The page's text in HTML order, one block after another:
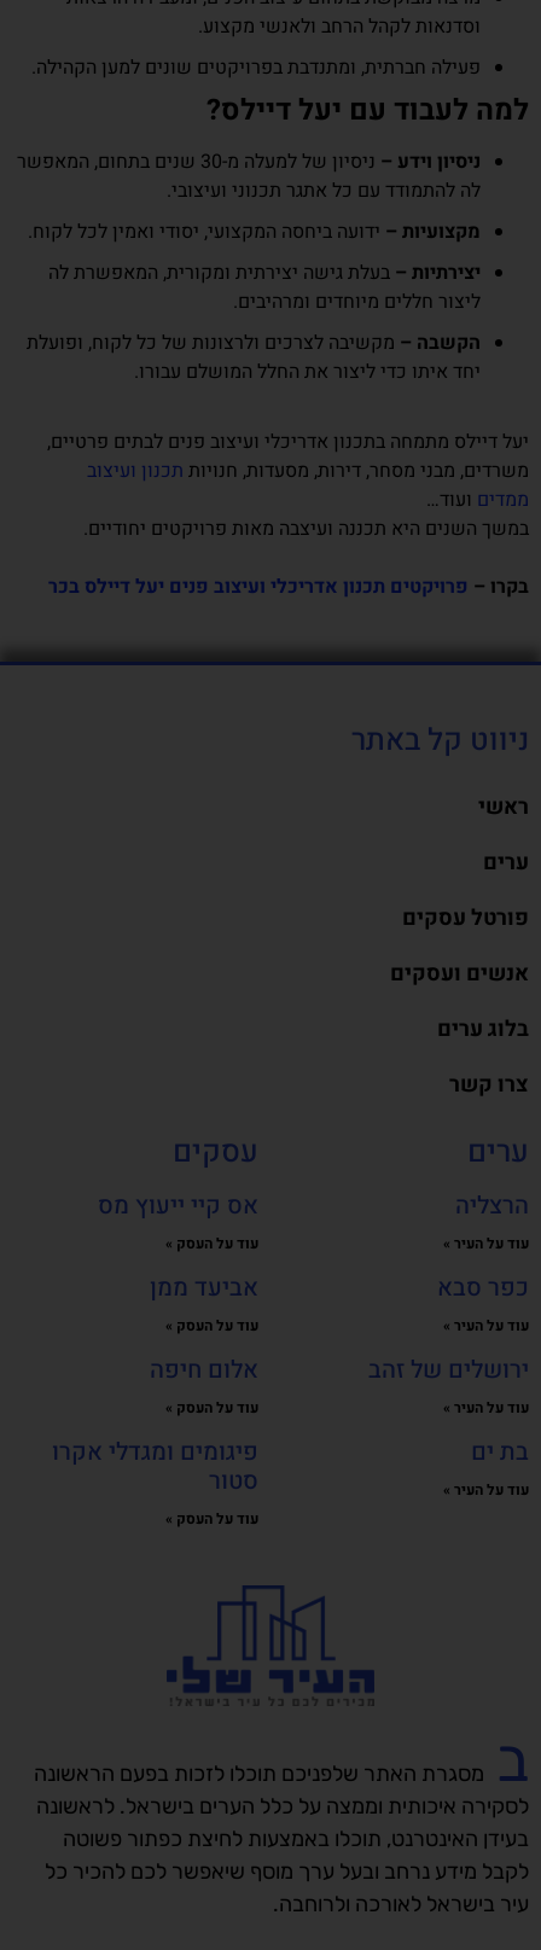
וסדנאות לקהל הרחב ולאנשי מקצוע.
פעילה חברתית, ומתנדבת בפרויקטים שונים למען הקהילה.
למה לעבוד עם יעל דיילס?
ניסיון וידע –
ניסיון של למעלה מ-30 שנים בתחום, המאפשר
לה להתמודד עם כל אתגר תכנוני ועיצובי.
מקצועיות – ידועה ביחסה המקצועי, יסודי ואמין לכל לקוח.
יצירתיות – בעלת גישה יצירתית ומקורית, המאפשרת לה
ליצור חללים מיוחדים ומרהיבים.
הקשבה – מקשיבה לצרכים ולרצונות של כל לקוח, ופועלת
יחד איתו כדי ליצור את החלל המושלם עבורו.
יעל דיילס מתמחה בתכנון אדריכלי ועיצוב פנים לבתים פרטיים,
משרדים, מבני מסחר, דירות, מסעדות, חנויות תכנון ועיצוב
ממדים ועוד…
במשך השנים היא תכננה ועיצבה מאות פרויקטים יחודיים.
בקרו – פרויקטים תכנון אדריכלי ועיצוב פנים יעל דיילס בכר
ניווט קל באתר
ראשי
ערים
פורטל עסקים
אנשים ועסקים
בלוג ערים
צרו קשר
ערים
הרצליה
עוד על העיר »
כפר סבא
עוד על העיר »
ירושלים של זהב
עוד על העיר »
בת ים
עוד על העיר »
עסקים
אס קיי ייעוץ מס
עוד על העסק »
אביעד ממן
עוד על העסק »
אלום חיפה
עוד על העסק »
פיגומים ומגדלי אקרו
סטור
עוד על העסק »
ב
מסגרת האתר שלפניכם תוכלו לזכות בפעם הראשונה
לסקירה איכותית וממצה על כלל הערים בישראל. לראשונה
בעידן האינטרנט, תוכלו באמצעות לחיצת כפתור פשוטה
לקבל מידע נרחב ובעל ערך מוסף שיאפשר לכם להכיר כל
עיר בישראל לאורכה ולרוחבה.